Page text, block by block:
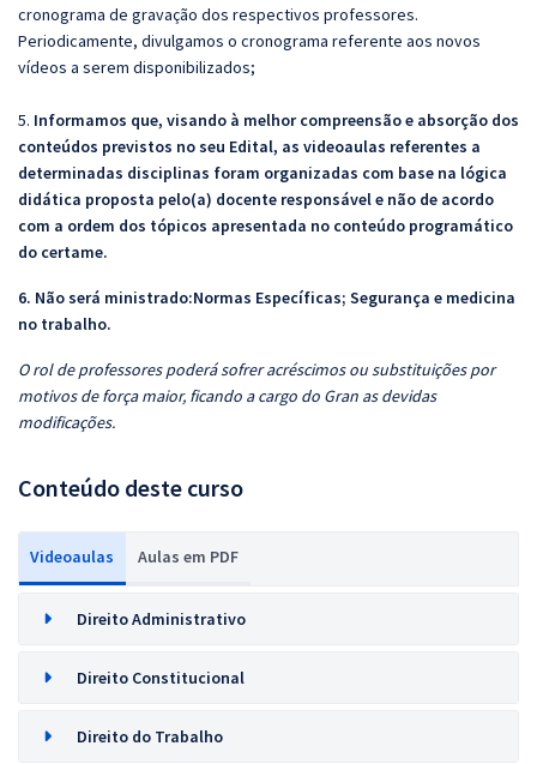
cronograma de gravação dos respectivos professores.
Periodicamente, divulgamos o cronograma referente aos novos
vídeos a serem disponibilizados;
5. Informamos que, visando à melhor compreensão e absorção dos
conteúdos previstos no seu Edital, as videoaulas referentes a
determinadas disciplinas foram organizadas com base na lógica
didática proposta pelo(a) docente responsável e não de acordo
com a ordem dos tópicos apresentada no conteúdo programático
do certame.
6. Não será ministrado:Normas Específicas; Segurança e medicina
no trabalho.
O rol de professores poderá sofrer acréscimos ou substituições por
motivos de força maior, ficando a cargo do Gran as devidas
modificações.
Conteúdo deste curso
Videoaulas Aulas em PDF
Direito Administrativo
Direito Constitucional
Direito do Trabalho